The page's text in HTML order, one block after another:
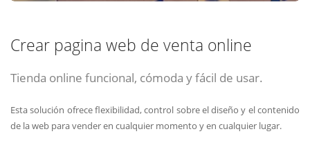
Crear pagina web de venta online
Tienda online funcional, cómoda y fácil de usar.
Esta solución ofrece flexibilidad, control sobre el diseño y el contenido
de la web para vender en cualquier momento y en cualquier lugar.